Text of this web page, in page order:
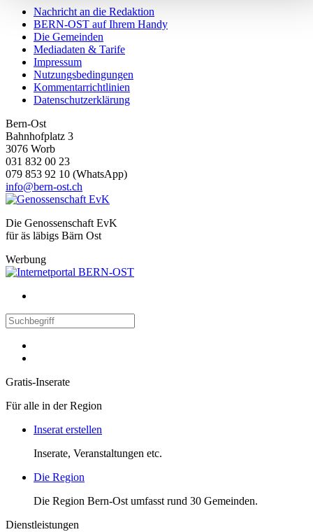
personalisieren, Funktionen für soziale Medien anbieten zu
können und die Zugriffe auf unsere Website zu analysieren.
Außerdem geben wir Informationen zu Ihrer Verwendung
unserer Website an unsere Partner für soziale Medien,
Werbung und Analysen weiter. Unsere Partner führen diese
Informationen möglicherweise mit weiteren Daten
Ihrer Nutzung der Dienste gesammelt haben.
Nachricht an die Redaktion
BERN-OST auf Ihrem Handy
Die Gemeinden
Mediadaten & Tarife
Impressum
Nutzungsbedingungen
Kommentarrichtlinien
Datenschutzerklärung
Bern-Ost
Bahnhofplatz 3
3076 Worb
031 832 00 23
079 853 92 10 (WhatsApp)
info@bern-ost.ch
Die Genossenschaft EvK
für äs läbigs Bärn Ost
Werbung
Gratis-Inserate
Für alle in der Region
Inserat erstellen
Inserate, Veranstaltungen etc.
Die Region
Die Region Bern-Ost umfasst rund 30 Gemeinden.
Dienstleistungen